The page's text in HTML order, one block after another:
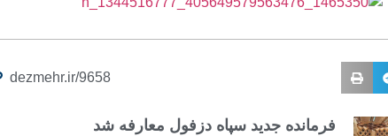
dezmehr.ir/9658
فرمانده جدید سپاه دزفول معارفه شد